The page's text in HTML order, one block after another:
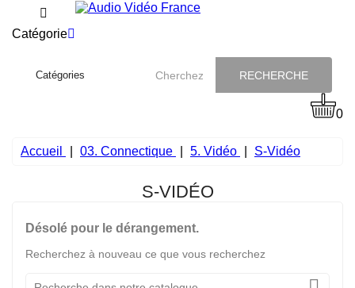
Catégorie
RECHERCHE
0
Accueil 03. Connectique 5. Vidéo S-Vidéo
S-VIDÉO
Désolé pour le dérangement.
Recherchez à nouveau ce que vous recherchez